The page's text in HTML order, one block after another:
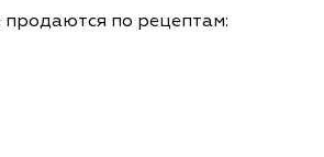
продаются по рецептам: